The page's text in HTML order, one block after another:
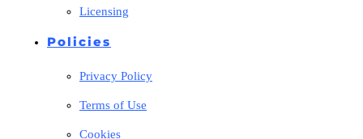
Licensing
Policies
Privacy Policy
Terms of Use
Cookies